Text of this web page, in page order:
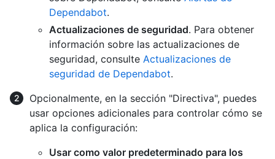
Dependabot.
Actualizaciones de seguridad. Para obtener
información sobre las actualizaciones de
seguridad, consulte Actualizaciones de
seguridad de Dependabot.
Opcionalmente, en la sección "Directiva", puedes
usar opciones adicionales para controlar cómo se
aplica la configuración:
Usar como valor predeterminado para los